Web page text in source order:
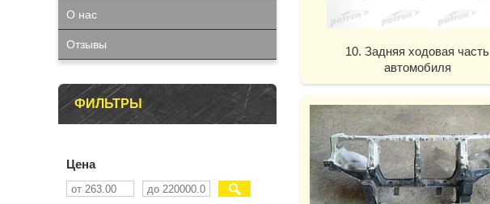
10. Задняя ходовая часть
автомобиля
О нас
Отзывы
ФИЛЬТРЫ
Цена